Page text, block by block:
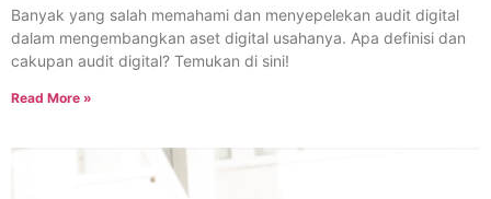
Banyak yang salah memahami dan menyepelekan audit digital
dalam mengembangkan aset digital usahanya. Apa definisi dan
cakupan audit digital? Temukan di sini!
Read More »